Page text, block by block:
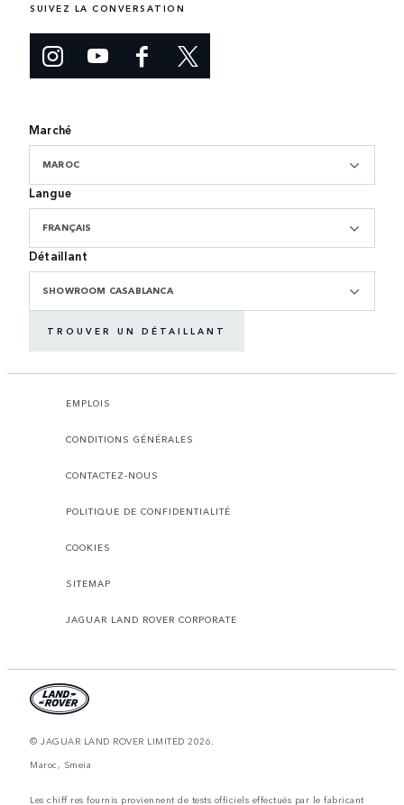
SUIVEZ LA CONVERSATION
Marché
MAROC
Langue
FRANÇAIS
Détaillant
SHOWROOM CASABLANCA
TROUVER UN DÉTAILLANT
EMPLOIS
CONDITIONS GÉNÉRALES
CONTACTEZ-NOUS
POLITIQUE DE CONFIDENTIALITÉ
COOKIES
SITEMAP
JAGUAR LAND ROVER CORPORATE
© JAGUAR LAND ROVER LIMITED 2026.
Maroc, Smeia
Les chiff res fournis proviennent de tests officiels effectués par le fabricant